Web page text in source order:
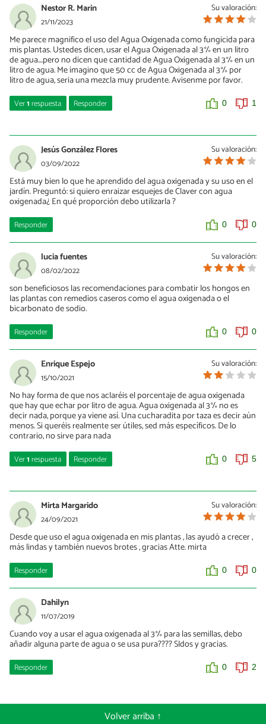
Su valoración:
Nestor R. Marin
21/11/2023
Me parece magnifico el uso del Agua Oxigenada como fungicida para
mis plantas. Ustedes dicen, usar el Agua Oxigenada al 3% en un litro
de agua....pero no dicen que cantidad de Agua Oxigenada al 3% en un
litro de agua. Me imagino que 50 cc de Agua Oxigenada al 3% por
litro de agua, seria una mezcla muy prudente. Avisenme por favor.
Ver1respuesta Responder 0 1
26/03/2024
Al 20% de la solución total.
0 0
Su valoración:
Jesús González Flores
03/09/2022
Está muy bien lo que he aprendido del agua oxigenada y su uso en el
jardín. Preguntó: si quiero enraizar esquejes de Claver con agua
oxigenada¿ En qué proporción debo utilizarla ?
Responder 0 0
Su valoración:
lucia fuentes
08/02/2022
son beneficiosos las recomendaciones para combatir los hongos en
las plantas con remedios caseros como el agua oxigenada o el
bicarbonato de sodio.
Responder 0 0
Su valoración:
Enrique Espejo
15/10/2021
No hay forma de que nos aclaréis el porcentaje de agua oxigenada
que hay que echar por litro de agua. Agua oxigenada al 3% no es
decir nada, porque ya viene así. Una cucharadita por taza es decir aún
menos. Si queréis realmente ser útiles, sed más específicos. De lo
contrario, no sirve para nada
Ver1respuesta Responder 0 5
09/03/2023
Con hacer el cálculo matemático es sencillo. Para un litro hay que
ponerle 4 cucharaditas de Agua Oxigenada.
Su valoración:
Mirta Margarido
24/09/2021
Desde que uso el agua oxigenada en mis plantas , las ayudó a crecer ,
más lindas y también nuevos brotes , gracias Atte. mirta
Responder 0 0
Dahilyn
11/07/2019
Cuando voy a usar el agua oxigenada al 3% para las semillas, debo
añadir alguna parte de agua o se usa pura???? Sldos y gracias.
Responder 0 2
Volver arriba ↑